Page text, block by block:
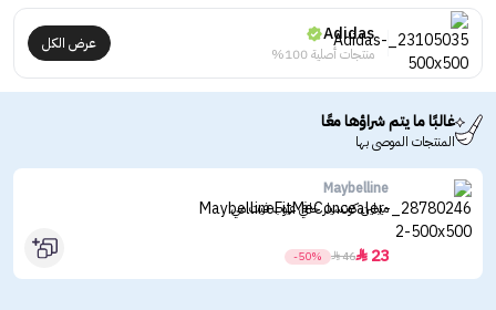
Adidas
منتجات أصلية 100%
عرض الكل
غالبًا ما يتم شراؤها معًا
المنتجات الموصى بها
Maybelline
ميبلين كونسيلر خافي عيوب فيت مي
23

46

-50%